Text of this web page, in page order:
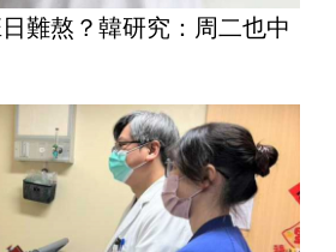
難熬？韓研究：周二也中